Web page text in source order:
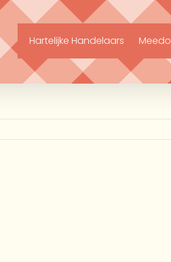
Hartelijke Handelaars